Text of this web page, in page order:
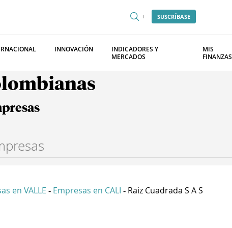
SUSCRÍBASE
INNOVACIÓN
INDICADORES Y
MERCADOS
MIS
FINANZAS
en VALLE - Empresas en CALI - Raiz Cuadrada S A S